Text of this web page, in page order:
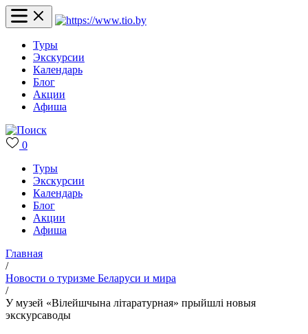
Туры
Экскурсии
Календарь
Блог
Акции
Афиша
0
Туры
Экскурсии
Календарь
Блог
Акции
Афиша
Главная
/
Новости о туризме Беларуси и мира
/
У музей «Вілейшчына літаратурная» прыйшлі новыя
экскурсаводы